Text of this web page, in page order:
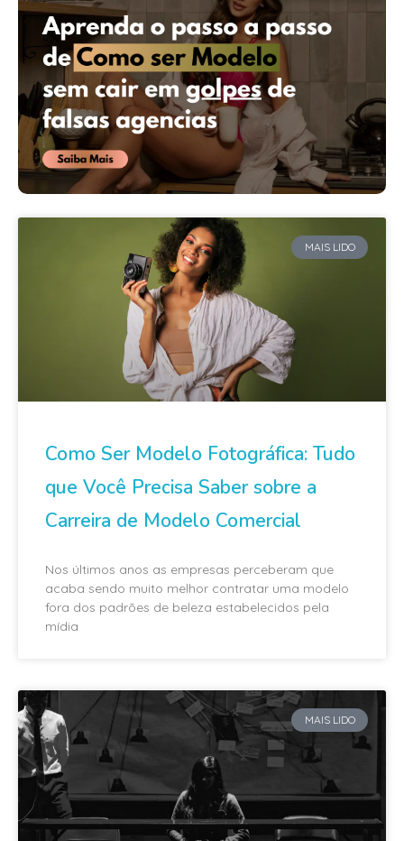
MAIS LIDO
Como Ser Modelo Fotográfica: Tudo
que Você Precisa Saber sobre a
Carreira de Modelo Comercial
Nos últimos anos as empresas perceberam que
acaba sendo muito melhor contratar uma modelo
fora dos padrões de beleza estabelecidos pela
mídia
MAIS LIDO